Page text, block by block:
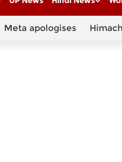
Meta apologises